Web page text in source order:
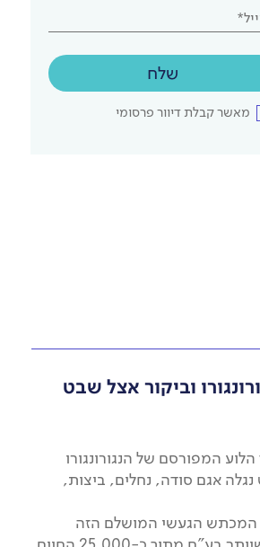
מאשר קבלת דיוור פרסומי
שלח
וביקור אצל שבט
המפורסם של הנגורונגורו
אגם סודה, נחלים, ביצות,
המכתש הגעשי המושלם הזה